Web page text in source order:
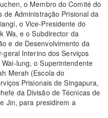
o Membro do Comité do
de Administração Prisional da
o Vice-Presidente do
Wa, e o Subdirector da
e de Desenvolvimento da
geral Interino dos Serviços
lung, o Superintendente
Merah (Escola do
Prisionais de Singapura,
da Divisão de Técnicas de
Jin, para presidirem a